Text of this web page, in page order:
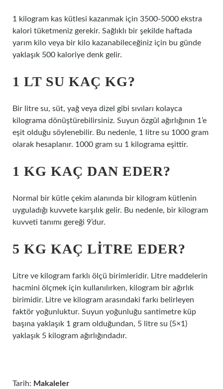
1 kilogram kas kütlesi kazanmak için 3500-5000 ekstra
kalori tüketmeniz gerekir. Sağlıklı bir şekilde haftada
yarım kilo veya bir kilo kazanabileceğiniz için bu günde
yaklaşık 500 kaloriye denk gelir.
1 LT SU KAÇ KG?
Bir litre su, süt, yağ veya dizel gibi sıvıları kolayca
kilograma dönüştürebilirsiniz. Suyun özgül ağırlığının 1’e
eşit olduğu söylenebilir. Bu nedenle, 1 litre su 1000 gram
olarak hesaplanır. 1000 gram su 1 kilograma eşittir.
1 KG KAÇ DAN EDER?
Normal bir kütle çekim alanında bir kilogram kütlenin
uyguladığı kuvvete karşılık gelir. Bu nedenle, bir kilogram
kuvveti tanımı gereği 9’dur.
5 KG KAÇ LITRE EDER?
Litre ve kilogram farklı ölçü birimleridir. Litre maddelerin
hacmini ölçmek için kullanılırken, kilogram bir ağırlık
birimidir. Litre ve kilogram arasındaki farkı belirleyen
faktör yoğunluktur. Suyun yoğunluğu santimetre küp
başına yaklaşık 1 gram olduğundan, 5 litre su (5×1)
yaklaşık 5 kilogram ağırlığındadır.
Tarih: Makaleler